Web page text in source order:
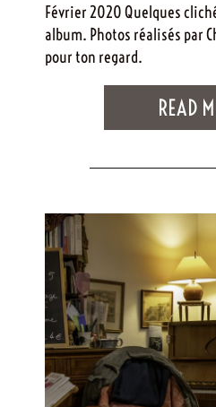
Février 2020 Quelques
album. Photos réalisés par
pour ton regard.
READ